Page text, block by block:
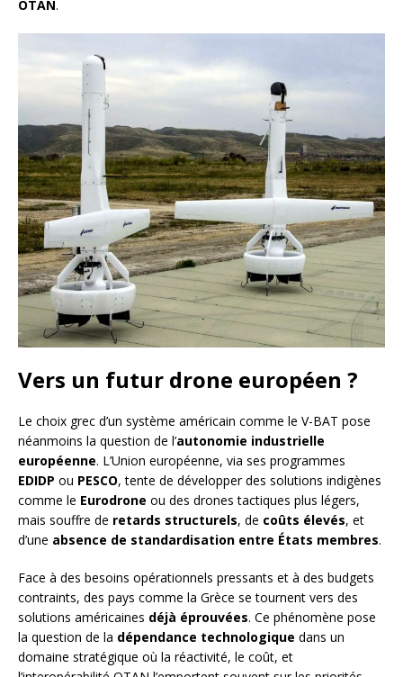
OTAN.
Vers un futur drone européen ?
Le choix grec d’un système américain comme le V-BAT pose
néanmoins la question de l’autonomie industrielle
européenne. L’Union européenne, via ses programmes
EDIDP ou PESCO, tente de développer des solutions indigènes
comme le Eurodrone ou des drones tactiques plus légers,
mais souffre de retards structurels, de coûts élevés, et
d’une absence de standardisation entre États membres.
Face à des besoins opérationnels pressants et à des budgets
contraints, des pays comme la Grèce se tournent vers des
solutions américaines déjà éprouvées. Ce phénomène pose
la question de la dépendance technologique dans un
domaine stratégique où la réactivité, le coût, et